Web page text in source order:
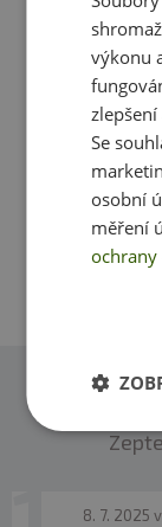
Máte s
pomozte tak
8. 7. 2025
výkonu
Se
osobní
měření